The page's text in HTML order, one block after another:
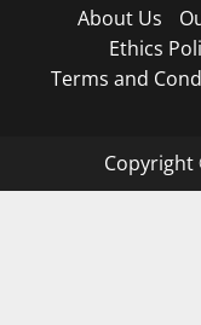
About Us
Ethics
Terms and
Copyright